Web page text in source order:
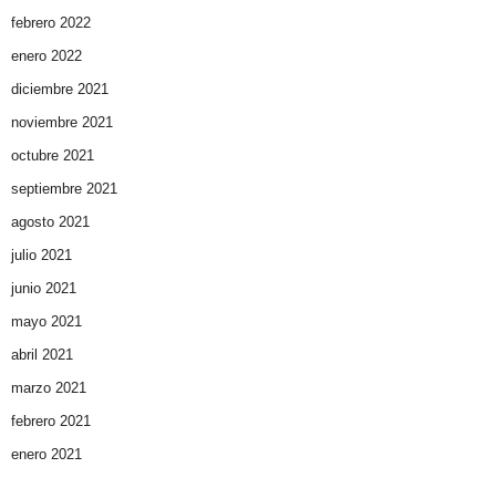
febrero 2022
enero 2022
diciembre 2021
noviembre 2021
octubre 2021
septiembre 2021
agosto 2021
julio 2021
junio 2021
mayo 2021
abril 2021
marzo 2021
febrero 2021
enero 2021